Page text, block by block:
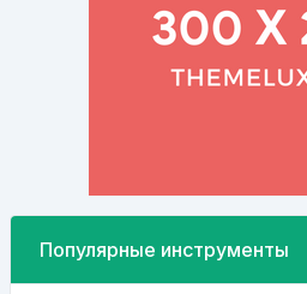
Популярные инструменты